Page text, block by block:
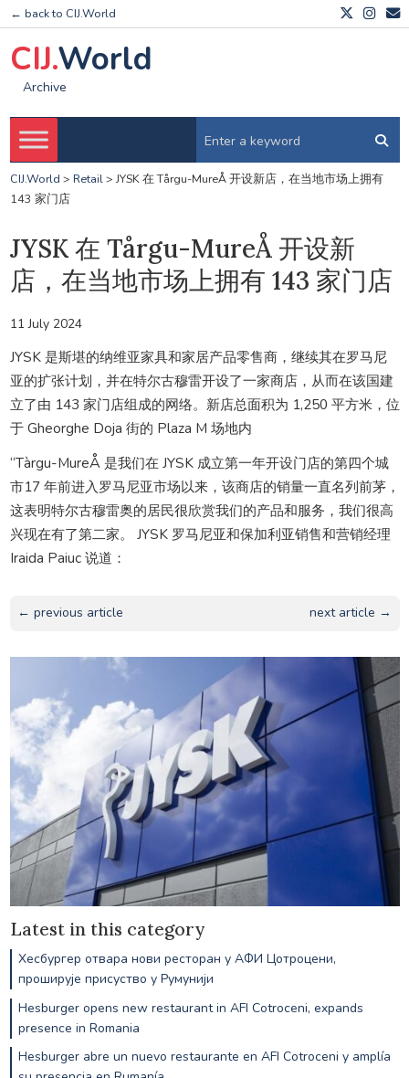
← back to CIJ.World
CIJ.World
Archive
CIJ.World > Retail> JYSK 在 Tårgu-MureÅ 开设新店，在当地市场上拥有
143 家门店
JYSK 在 Tårgu-MureÅ 开设新
店，在当地市场上拥有 143 家门店
11 July 2024
JYSK 是斯堪的纳维亚家具和家居产品零售商，继续其在罗马尼
亚的扩张计划，并在特尔古穆雷开设了一家商店，从而在该国建
立了由 143 家门店组成的网络。新店总面积为 1,250 平方米，位
于 Gheorghe Doja 街的 Plaza M 场地内
“Tàrgu-MureÅ 是我们在 JYSK 成立第一年开设门店的第四个城
市17 年前进入罗马尼亚市场以来，该商店的销量一直名列前茅，
这表明特尔古穆雷奥的居民很欣赏我们的产品和服务，我们很高
兴现在有了第二家。 JYSK 罗马尼亚和保加利亚销售和营销经理
Iraida Paiuc 说道：
← previous article next article →
Latest in this category
Хесбургер отвара нови ресторан у АФИ Цотроцени,
проширује присуство у Румунији
Hesburger opens new restaurant in AFI Cotroceni, expands
presence in Romania
Hesburger abre un nuevo restaurante en AFI Cotroceni y amplía